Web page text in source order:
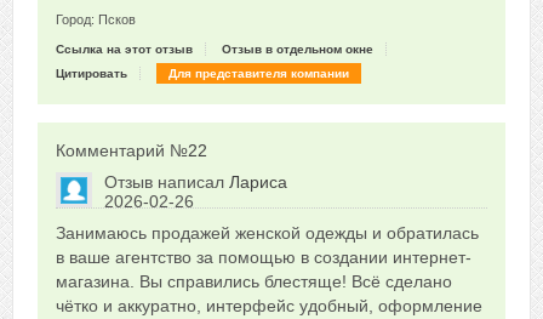
Город: Псков
Ссылка на этот отзыв
Отзыв в отдельном окне
Цитировать
Для представителя компании
Комментарий №22
Отзыв написал Лариса
2026-02-26
0
Сказать друзьям об отзыве
Занимаюсь продажей женской одежды и обратилась
в ваше агентство за помощью в создании интернет-
магазина. Вы справились блестяще! Всё сделано
чётко и аккуратно, интерфейс удобный, оформление